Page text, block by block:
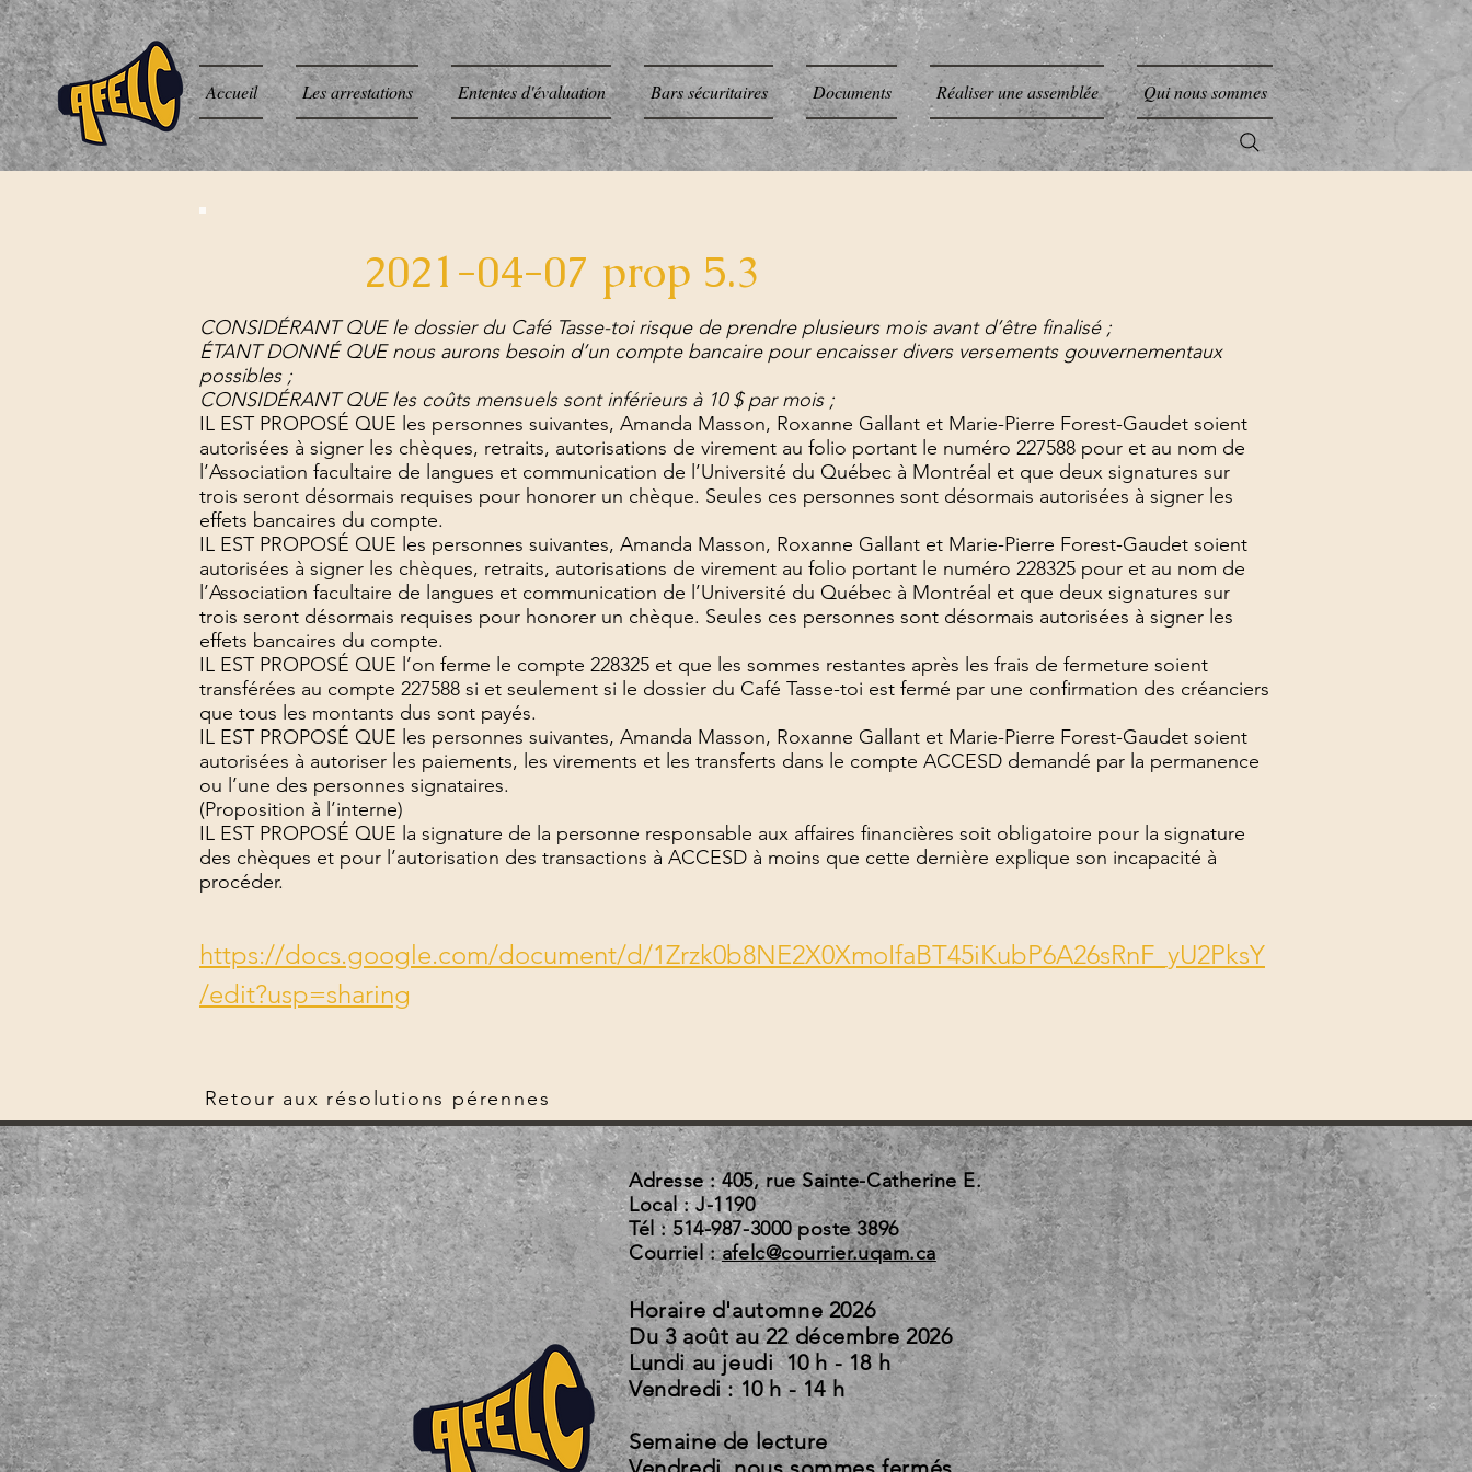
Accueil Les arrestations Ententes d'évaluation Bars sécuritaires Documents Réaliser une assemblée Qui nous sommes
2021-04-07 prop 5.3
CONSIDÉRANT QUE le dossier du Café Tasse-toi risque de prendre plusieurs mois avant d’être finalisé ;
ÉTANT DONNÉ QUE nous aurons besoin d’un compte bancaire pour encaisser divers versements gouvernementaux
possibles ;
CONSIDÉRANT QUE les coûts mensuels sont inférieurs à 10 $ par mois ;
IL EST PROPOSÉ QUE les personnes suivantes, Amanda Masson, Roxanne Gallant et Marie-Pierre Forest-Gaudet soient
autorisées à signer les chèques, retraits, autorisations de virement au folio portant le numéro 227588 pour et au nom de
l’Association facultaire de langues et communication de l’Université du Québec à Montréal et que deux signatures sur
trois seront désormais requises pour honorer un chèque. Seules ces personnes sont désormais autorisées à signer les
effets bancaires du compte.
IL EST PROPOSÉ QUE les personnes suivantes, Amanda Masson, Roxanne Gallant et Marie-Pierre Forest-Gaudet soient
autorisées à signer les chèques, retraits, autorisations de virement au folio portant le numéro 228325 pour et au nom de
l’Association facultaire de langues et communication de l’Université du Québec à Montréal et que deux signatures sur
trois seront désormais requises pour honorer un chèque. Seules ces personnes sont désormais autorisées à signer les
effets bancaires du compte.
IL EST PROPOSÉ QUE l’on ferme le compte 228325 et que les sommes restantes après les frais de fermeture soient
transférées au compte 227588 si et seulement si le dossier du Café Tasse-toi est fermé par une confirmation des créanciers
que tous les montants dus sont payés.
IL EST PROPOSÉ QUE les personnes suivantes, Amanda Masson, Roxanne Gallant et Marie-Pierre Forest-Gaudet soient
autorisées à autoriser les paiements, les virements et les transferts dans le compte ACCESD demandé par la permanence
ou l’une des personnes signataires.
(Proposition à l’interne)
IL EST PROPOSÉ QUE la signature de la personne responsable aux affaires financières soit obligatoire pour la signature
des chèques et pour l’autorisation des transactions à ACCESD à moins que cette dernière explique son incapacité à
procéder.
https://docs.google.com/document/d/1Zrzk0b8NE2X0XmoIfaBT45iKubP6A26sRnF_yU2PksY
/edit?usp=sharing
Retour aux résolutions pérennes
Adresse : 405, rue Sainte-Catherine E.
Local : J-1190
Tél : 514-987-3000 poste 3896
Courriel :afelc@courrier.uqam.ca
Horaire d'automne 2026
Du 3 août au 22 décembre 2026
Lundi au jeudi 10 h - 18 h
Vendredi : 10 h - 14 h
Semaine de lecture